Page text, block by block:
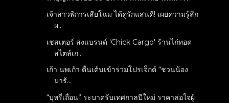
เจ้าสาวพิการเสียโฉม ได้คู่รักแสนดี! เผยความรู้สึก
ผ...
เชสเตอร์ ส่งแบรนด์ 'Chick Cargo' ร้านไก่ทอด
สไตล์เก...
เก้า นพเก้า ตื่นเต้นเข้าร่วมโปรเจ็กต์ “ชวนน้อง
มาร้...
“บุหรี่เถื่อน” ระบาดรับเทศกาลปีใหม่ ราคาล่อใจผู้